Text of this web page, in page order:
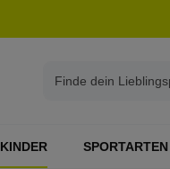
KINDER SPORTARTEN